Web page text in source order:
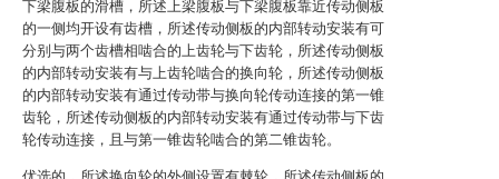
下梁腹板的滑槽，所述上梁腹板与下梁腹板靠近传动侧板
的一侧均开设有齿槽，所述传动侧板的内部转动安装有可
分别与两个齿槽相啮合的上齿轮与下齿轮，所述传动侧板
的内部转动安装有与上齿轮啮合的换向轮，所述传动侧板
的内部转动安装有通过传动带与换向轮传动连接的第一锥
齿轮，所述传动侧板的内部转动安装有通过传动带与下齿
轮传动连接，且与第一锥齿轮啮合的第二锥齿轮。